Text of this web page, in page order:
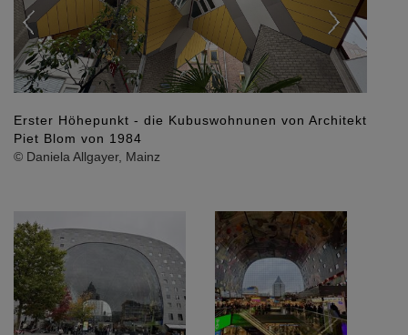
Erster Höhepunkt - die Kubuswohnunen von Architekt
Piet Blom von 1984
© Daniela Allgayer, Mainz